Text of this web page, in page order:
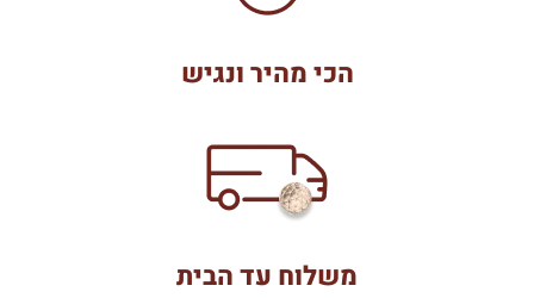
הכי מהיר ונגיש
משלוח עד הבית